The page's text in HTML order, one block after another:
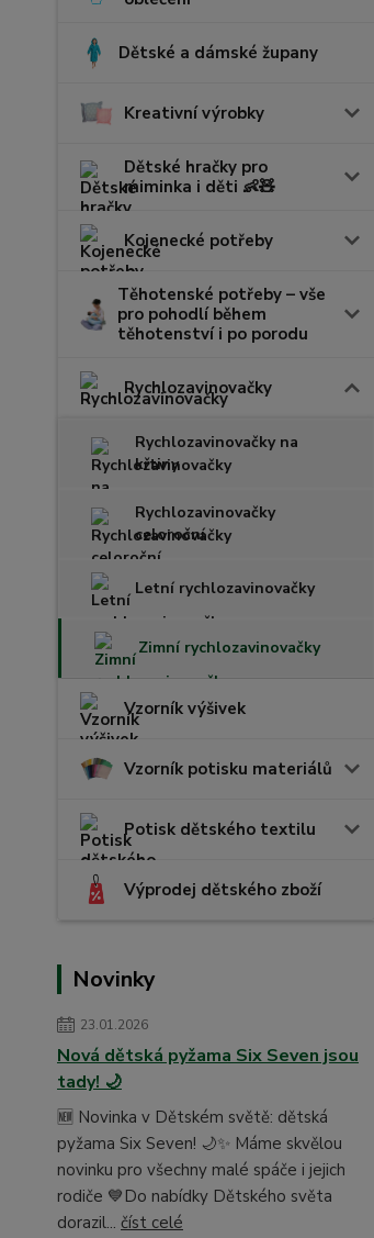
Dětské a dámské župany
Kreativní výrobky
Dětské hračky pro
miminka i děti 👶🧸
Kojenecké potřeby
Těhotenské potřeby – vše
pro pohodlí během
těhotenství i po porodu
Rychlozavinovačky
Rychlozavinovačky na
křtiny
Rychlozavinovačky
celoroční
Letní rychlozavinovačky
Zimní rychlozavinovačky
Vzorník výšivek
Vzorník potisku materiálů
Potisk dětského textilu
Výprodej dětského zboží
Novinky
23.01.2026
Nová dětská pyžama Six Seven jsou
tady! 🌙
🆕 Novinka v Dětském světě: dětská
pyžama Six Seven! 🌙✨ Máme skvělou
novinku pro všechny malé spáče i jejich
rodiče 💙Do nabídky Dětského světa
dorazil... číst celé